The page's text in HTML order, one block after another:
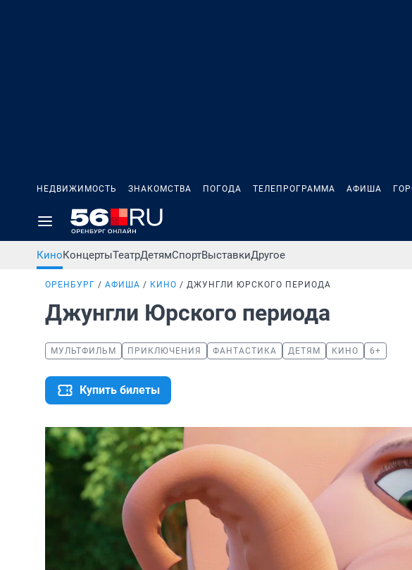
НЕДВИЖИМОСТЬ ЗНАКОМСТВА ПОГОДА ТЕЛЕПРОГРАММА АФИША
КиноКонцертыТеатрДетямСпортВыставкиДругое
ОРЕНБУРГ АФИША КИНО ДЖУНГЛИ ЮРСКОГО ПЕРИОДА
Джунгли Юрского периода
МУЛЬТФИЛЬМ ПРИКЛЮЧЕНИЯ ФАНТАСТИКА ДЕТЯМ КИНО 6+
Купить билеты